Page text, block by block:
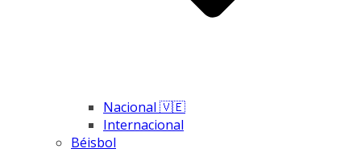
Nacional 🇻🇪
Internacional
Béisbol